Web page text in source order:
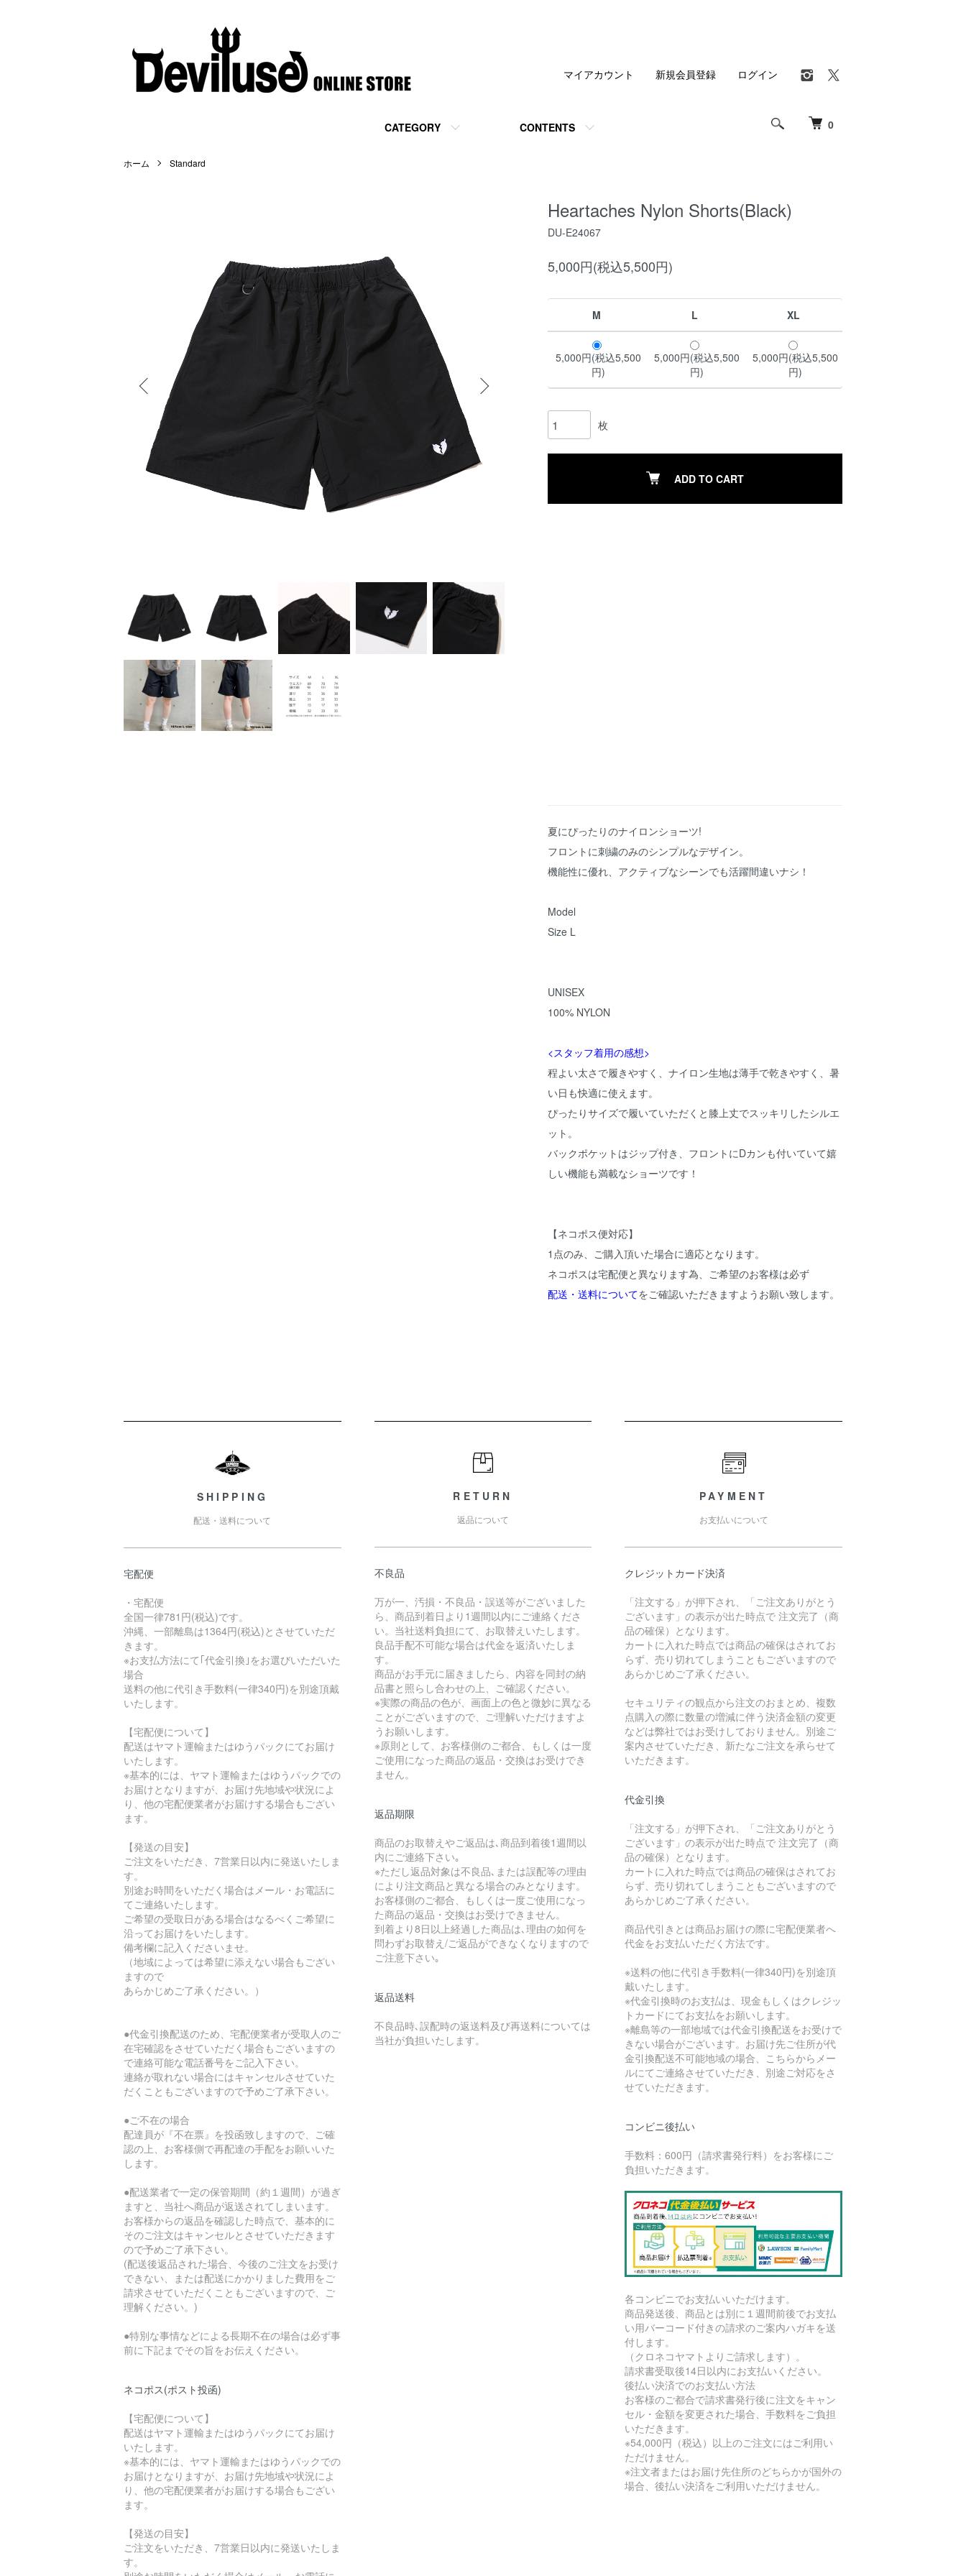
0
CATEGORY CONTENTS
マイアカウント 新規会員登録 ログイン
ホーム Standard
Heartaches Nylon Shorts(Black)
DU-E24067
5,000円(税込5,500円)
M L XL
5,000円(税込5,500
円)
5,000円(税込5,500
円)
5,000円(税込5,500
円)
枚
ADD TO CART
夏にぴったりのナイロンショーツ!
フロントに刺繍のみのシンプルなデザイン。
機能性に優れ、アクティブなシーンでも活躍間違いナシ！
Model
Size L
UNISEX
100% NYLON
<スタッフ着用の感想>
程よい太さで履きやすく、ナイロン生地は薄手で乾きやすく、暑
い日も快適に使えます。
ぴったりサイズで履いていただくと膝上丈でスッキリしたシルエ
ット。
バックポケットはジップ付き、フロントにDカンも付いていて嬉
しい機能も満載なショーツです！
【ネコポス便対応】
1点のみ、ご購入頂いた場合に適応となります。
ネコポスは宅配便と異なります為、ご希望のお客様は必ず
配送・送料についてをご確認いただきますようお願い致します。
SHIPPING
配送・送料について
宅配便
・宅配便
全国一律781円(税込)です。
沖縄、一部離島は1364円(税込)とさせていただ
きます。
※お支払方法にて｢代金引換｣をお選びいただいた
場合
送料の他に代引き手数料(一律340円)を別途頂戴
いたします。
【宅配便について】
配送はヤマト運輸またはゆうパックにてお届け
いたします。
※基本的には、ヤマト運輸またはゆうパックでの
お届けとなりますが、お届け先地域や状況によ
り、他の宅配便業者がお届けする場合もござい
ます。
【発送の目安】
ご注文をいただき、7営業日以内に発送いたしま
す。
別途お時間をいただく場合はメール・お電話に
てご連絡いたします。
ご希望の受取日がある場合はなるべくご希望に
沿ってお届けをいたします。
備考欄に記入くださいませ。
（地域によっては希望に添えない場合もござい
ますので
あらかじめご了承ください。）
●代金引換配送のため、宅配便業者が受取人のご
在宅確認をさせていただく場合もございますの
で連絡可能な電話番号をご記入下さい。
連絡が取れない場合にはキャンセルさせていた
だくこともございますので予めご了承下さい。
●ご不在の場合
配達員が『不在票』を投函致しますので、ご確
認の上、お客様側で再配達の手配をお願いいた
します。
●配送業者で一定の保管期間（約１週間）が過ぎ
ますと、当社へ商品が返送されてしまいます。
お客様からの返品を確認した時点で、基本的に
そのご注文はキャンセルとさせていただきます
ので予めご了承下さい。
(配送後返品された場合、今後のご注文をお受け
できない、または配送にかかりました費用をご
請求させていただくこともございますので、ご
理解ください。)
●特別な事情などによる長期不在の場合は必ず事
前に下記までその旨をお伝えください。
ネコポス(ポスト投函)
【宅配便について】
配送はヤマト運輸またはゆうパックにてお届け
いたします。
※基本的には、ヤマト運輸またはゆうパックでの
お届けとなりますが、お届け先地域や状況によ
り、他の宅配便業者がお届けする場合もござい
ます。
【発送の目安】
ご注文をいただき、7営業日以内に発送いたしま
す。
RETURN
返品について
不良品
万が一、汚損・不良品・誤送等がございました
ら、商品到着日より1週間以内にご連絡くださ
い。当社送料負担にて、お取替えいたします。
良品手配不可能な場合は代金を返済いたしま
す。
商品がお手元に届きましたら、内容を同封の納
品書と照らし合わせの上、ご確認ください。
※実際の商品の色が、画面上の色と微妙に異なる
ことがございますので、ご理解いただけますよ
うお願いします。
※原則として、お客様側のご都合、もしくは一度
ご使用になった商品の返品・交換はお受けでき
ません。
返品期限
商品のお取替えやご返品は､商品到着後1週間以
内にご連絡下さい｡
※ただし返品対象は不良品､または誤配等の理由
により注文商品と異なる場合のみとなります。
お客様側のご都合、もしくは一度ご使用になっ
た商品の返品・交換はお受けできません。
到着より8日以上経過した商品は､理由の如何を
問わずお取替え/ご返品ができなくなりますので
ご注意下さい｡
返品送料
不良品時､誤配時の返送料及び再送料については
当社が負担いたします。
PAYMENT
お支払いについて
クレジットカード決済
「注文する」が押下され、「ご注文ありがとう
ございます」の表示が出た時点で 注文完了（商
品の確保）となります。
カートに入れた時点では商品の確保はされてお
らず、売り切れてしまうこともございますので
あらかじめご了承ください。
セキュリティの観点から注文のおまとめ、複数
点購入の際に数量の増減に伴う決済金額の変更
などは弊社ではお受けしておりません。別途ご
案内させていただき、新たなご注文を承らせて
いただきます。
代金引換
「注文する」が押下され、「ご注文ありがとう
ございます」の表示が出た時点で 注文完了（商
品の確保）となります。
カートに入れた時点では商品の確保はされてお
らず、売り切れてしまうこともございますので
あらかじめご了承ください。
商品代引きとは商品お届けの際に宅配便業者へ
代金をお支払いただく方法です。
※送料の他に代引き手数料(一律340円)を別途頂
戴いたします。
※代金引換時のお支払は、現金もしくはクレジッ
トカードにてお支払をお願いします。
※離島等の一部地域では代金引換配送をお受けで
きない場合がございます。お届け先ご住所が代
金引換配送不可能地域の場合、こちらからメー
ルにてご連絡させていただき、別途ご対応をさ
せていただきます。
コンビニ後払い
手数料：600円（請求書発行料）をお客様にご
負担いただきます。
各コンビニでお支払いいただけます。
商品発送後、商品とは別に１週間前後でお支払
い用バーコード付きの請求のご案内ハガキを送
付します。
（クロネコヤマトよりご請求します）。
請求書受取後14日以内にお支払いください。
後払い決済でのお支払い方法
お客様のご都合で請求書発行後に注文をキャン
セル・金額を変更された場合、手数料をご負担
いただきます。
※54,000円（税込）以上のご注文にはご利用い
ただけません。
※注文者またはお届け先住所のどちらかが国外の
場合、後払い決済をご利用いただけません。